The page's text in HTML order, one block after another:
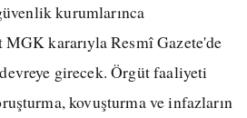
kurumlarınca
MGK kararıyla Resmî Gazete'de
girecek. Örgüt faaliyeti
kovuşturma ve infazların